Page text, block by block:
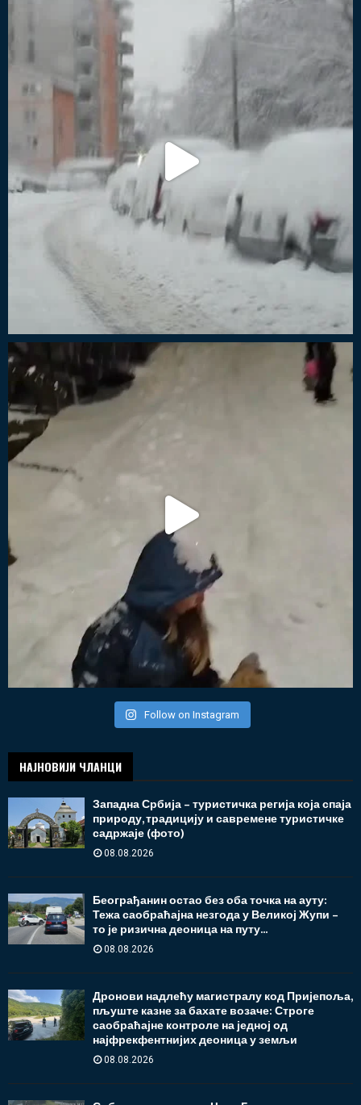
Follow on Instagram
НАЈНОВИЈИ ЧЛАНЦИ
Западна Србија – туристичка регија која спаја
природу, традицију и савремене туристичке
садржаје (фото)
08.08.2026
Београђанин остао без оба точка на ауту:
Тежа саобраћајна незгода у Великој Жупи –
то је ризична деоница на путу...
08.08.2026
Дронови надлећу магистралу код Пријепоља,
пљуште казне за бахате возаче: Строге
саобраћајне контроле на једној од
најфрекфентнијих деоница у земљи
08.08.2026